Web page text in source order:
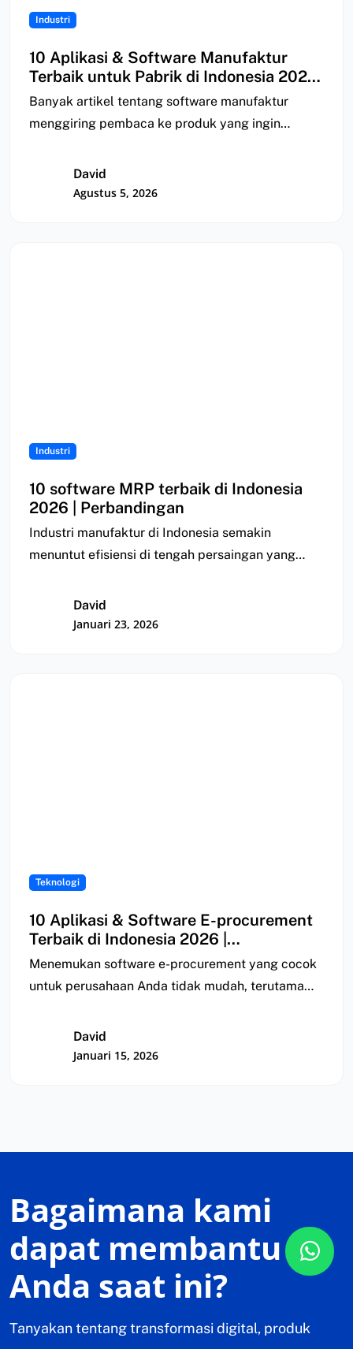
Industri
10 Aplikasi & Software Manufaktur
Terbaik untuk Pabrik di Indonesia 2026
| Perbandingan
Banyak artikel tentang software manufaktur
menggiring pembaca ke produk yang ingin
David
Agustus 5, 2026
Industri
10 software MRP terbaik di Indonesia
2026 | Perbandingan
Industri manufaktur di Indonesia semakin
menuntut efisiensi di tengah persaingan yang
David
Januari 23, 2026
Teknologi
10 Aplikasi & Software E-procurement
Terbaik di Indonesia 2026 |
Perbandingan
Menemukan software e-procurement yang cocok
untuk perusahaan Anda tidak mudah, terutama
David
Januari 15, 2026
Bagaimana kami
dapat membantu
Anda saat ini?
Tanyakan tentang transformasi digital, produk